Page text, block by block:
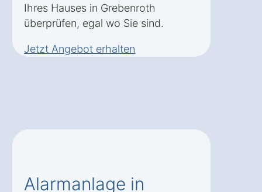
Ihres Hauses in Grebenroth
überprüfen, egal wo Sie sind.
Jetzt Angebot erhalten
Alarmanlage in